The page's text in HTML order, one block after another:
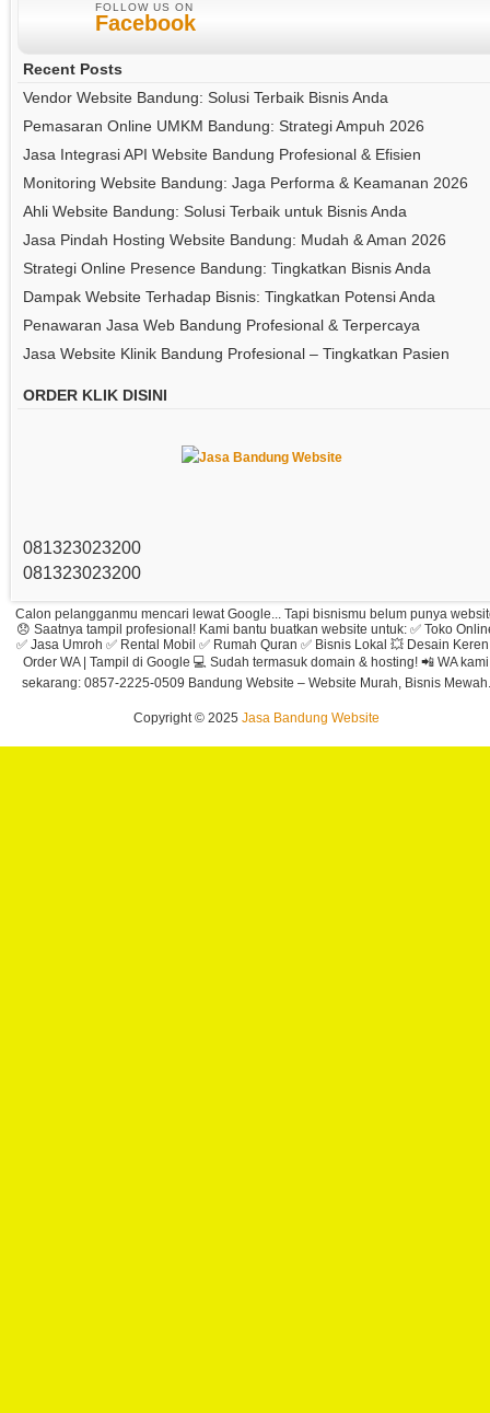
FOLLOW US ON
Facebook
Recent Posts
Vendor Website Bandung: Solusi Terbaik Bisnis Anda
Pemasaran Online UMKM Bandung: Strategi Ampuh 2026
Jasa Integrasi API Website Bandung Profesional & Efisien
Monitoring Website Bandung: Jaga Performa & Keamanan 2026
Ahli Website Bandung: Solusi Terbaik untuk Bisnis Anda
Jasa Pindah Hosting Website Bandung: Mudah & Aman 2026
Strategi Online Presence Bandung: Tingkatkan Bisnis Anda
Dampak Website Terhadap Bisnis: Tingkatkan Potensi Anda
Penawaran Jasa Web Bandung Profesional & Terpercaya
Jasa Website Klinik Bandung Profesional – Tingkatkan Pasien
ORDER KLIK DISINI
081323023200
081323023200
Calon pelangganmu mencari lewat Google... Tapi bisnismu belum punya
😞 Saatnya tampil profesional! Kami bantu buatkan website untuk: ✅ Toko
✅ Jasa Umroh ✅ Rental Mobil ✅ Rumah Quran ✅ Bisnis Lokal 💥 Desain
Order WA | Tampil di Google 💻 Sudah termasuk domain & hosting! 📲 WA kami
sekarang: 0857-2225-0509 Bandung Website – Website Murah, Bisnis Mewah.
Copyright © 2025 Jasa Bandung Website